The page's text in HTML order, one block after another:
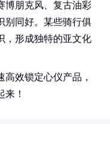
博朋克风、复古油彩
别同好。某些骑行俱
，形成独特的亚文化
效锁定心仪产品，
！